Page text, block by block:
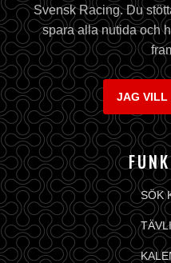
Svensk Racing. Du
spara alla nutida och
JAG VILL
SÖK